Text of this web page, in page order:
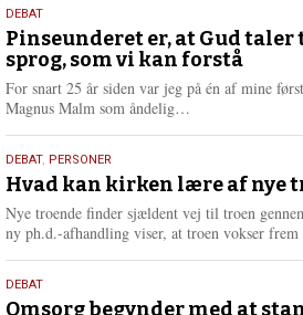
5.
august
2026
DEBAT
Pinseunderet er, at Gud
sprog, som vi kan forstå
For snart 25 år siden var jeg på én af mine
Magnus Malm som åndelig…
e
r
e
25.
juli
2026
DEBAT, PERSONER
Hvad kan kirken lære af nye
Nye troende finder sjældent vej til troen
ny ph.d.-afhandling viser, at troen vokser
9.
DEBAT
Omsorg begynder med at